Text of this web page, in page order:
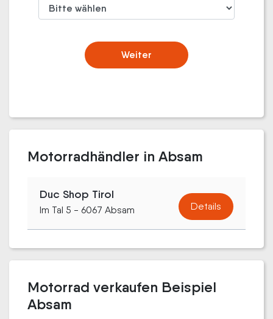
Weiter
Motorradhändler in Absam
Duc Shop Tirol
Im Tal 5 - 6067 Absam Details
Motorrad verkaufen Beispiel
Absam